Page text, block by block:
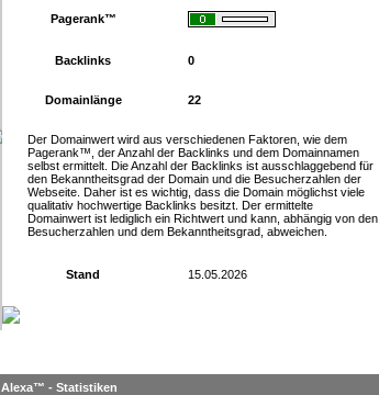
Pagerank™
Backlinks 0
Domainlänge 22
Der Domainwert wird aus verschiedenen Faktoren, wie dem
Pagerank™, der Anzahl der Backlinks und dem Domainnamen
selbst ermittelt. Die Anzahl der Backlinks ist ausschlaggebend für
den Bekanntheitsgrad der Domain und die Besucherzahlen der
Webseite. Daher ist es wichtig, dass die Domain möglichst viele
qualitativ hochwertige Backlinks besitzt. Der ermittelte
Domainwert ist lediglich ein Richtwert und kann, abhängig von den
Besucherzahlen und dem Bekanntheitsgrad, abweichen.
Stand 15.05.2026
Alexa™ - Statistiken